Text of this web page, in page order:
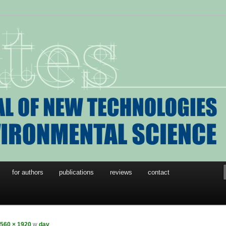
Technologies in
Science
for authors publications reviews contact